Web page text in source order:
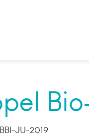
JU-2019